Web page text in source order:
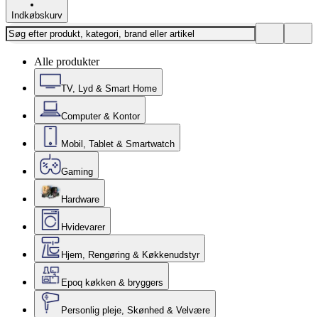
Indkøbskurv
Alle produkter
TV, Lyd & Smart Home
Computer & Kontor
Mobil, Tablet & Smartwatch
Gaming
Hardware
Hvidevarer
Hjem, Rengøring & Køkkenudstyr
Epoq køkken & bryggers
Personlig pleje, Skønhed & Velvære